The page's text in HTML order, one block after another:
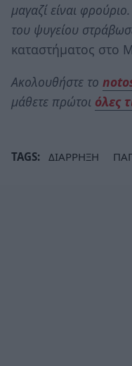
μαγαζί είναι
του ψυγείου
καταστήματος στο
Ακολουθήστε το
μάθετε πρώτοι όλες
TAGS: ΔΙΑΡΡΗΞΗ